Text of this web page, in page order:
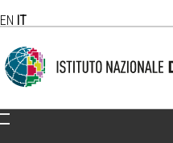
EN IT